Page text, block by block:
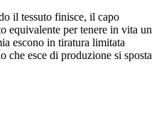
il tessuto finisce, il capo
equivalente per tenere in vita un
escono in tiratura limitata
che esce di produzione si sposta